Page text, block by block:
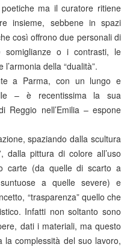
ma il curatore ritiene
insieme, sebbene in spazi
così offrono due personali di
o i contrasti, le
della “dualità”.
a Parma, con un lungo e
– è recentissima la sua
Reggio nell’Emilia – espone
spaziando dalla scultura
dalla pittura di colore all’uso
carte (da quelle di scarto a
a quelle severe) e
“trasparenza” quello che
Infatti non soltanto sono
dati i materiali, ma questo
complessità del suo lavoro,